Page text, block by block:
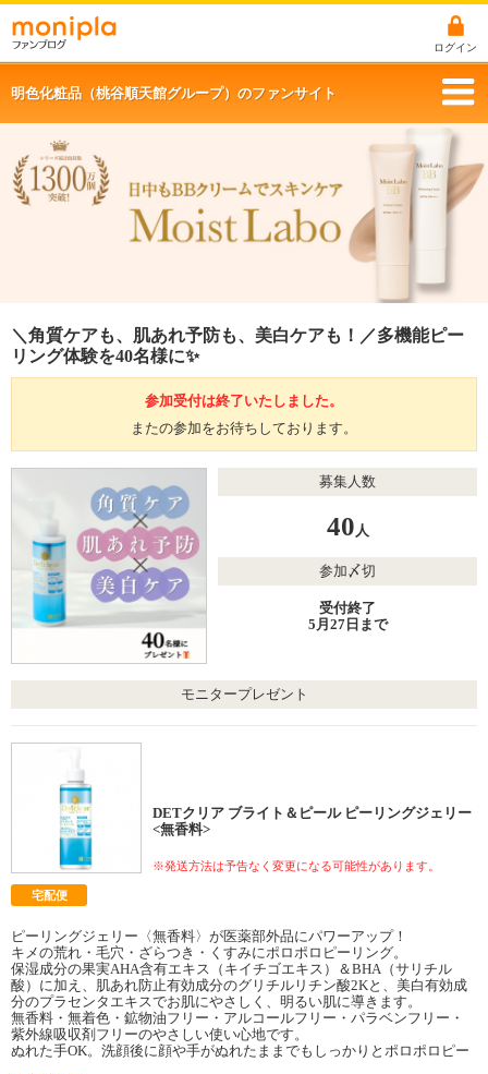
ログイン
明色化粧品（桃谷順天館グループ）のファンサイト
＼角質ケアも、肌あれ予防も、美白ケアも！／多機能ピー
リング体験を40名様に✨
参加受付は終了いたしました。
またの参加をお待ちしております。
募集人数
40人
参加〆切
受付終了
5月27日まで
モニタープレゼント
DETクリア ブライト＆ピール ピーリングジェリー
<無香料>
※発送方法は予告なく変更になる可能性があります。
宅配便
ピーリングジェリー〈無香料〉が医薬部外品にパワーアップ！
キメの荒れ・毛穴・ざらつき・くすみにポロポロピーリング。
保湿成分の果実AHA含有エキス（キイチゴエキス）＆BHA（サリチル
酸）に加え、肌あれ防止有効成分のグリチルリチン酸2Kと、美白有効成
分のプラセンタエキスでお肌にやさしく、明るい肌に導きます。
無香料・無着色・鉱物油フリー・アルコールフリー・パラベンフリー・
紫外線吸収剤フリーのやさしい使い心地です。
ぬれた手OK。洗顔後に顔や手がぬれたままでもしっかりとポロポロピー